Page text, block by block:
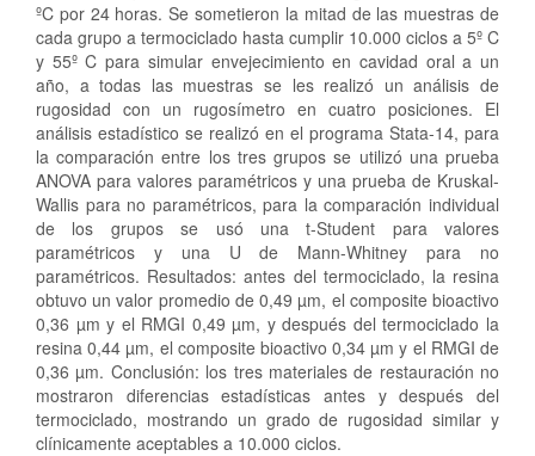
ºC por 24 horas. Se sometieron la mitad de las muestras de
cada grupo a termociclado hasta cumplir 10.000 ciclos a 5º C
y 55º C para simular envejecimiento en cavidad oral a un
año, a todas las muestras se les realizó un análisis de
rugosidad con un rugosímetro en cuatro posiciones. El
análisis estadístico se realizó en el programa Stata-14, para
la comparación entre los tres grupos se utilizó una prueba
ANOVA para valores paramétricos y una prueba de Kruskal-
Wallis para no paramétricos, para la comparación individual
de los grupos se usó una t-Student para valores
paramétricos y una U de Mann-Whitney para no
paramétricos. Resultados: antes del termociclado, la resina
obtuvo un valor promedio de 0,49 µm, el composite bioactivo
0,36 µm y el RMGI 0,49 µm, y después del termociclado la
resina 0,44 µm, el composite bioactivo 0,34 µm y el RMGI de
0,36 µm. Conclusión: los tres materiales de restauración no
mostraron diferencias estadísticas antes y después del
termociclado, mostrando un grado de rugosidad similar y
clínicamente aceptables a 10.000 ciclos.